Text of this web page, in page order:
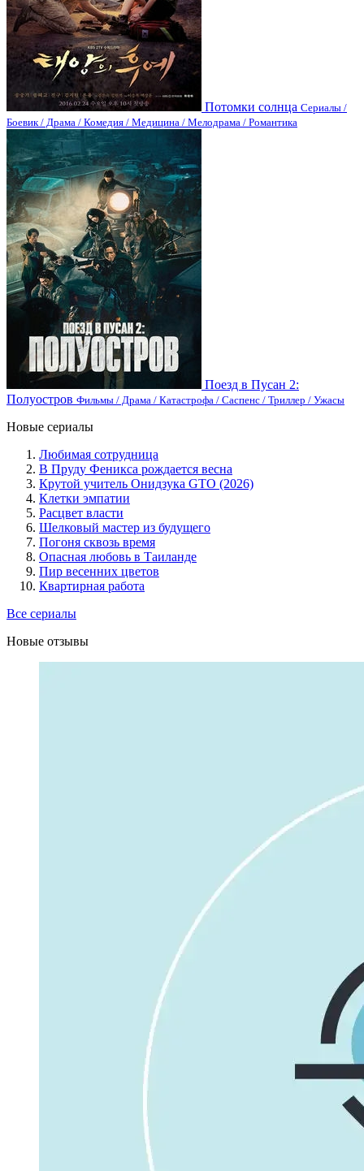
Потомки солнца Сериалы /
Боевик / Драма / Комедия / Медицина / Мелодрама / Романтика
Поезд в Пусан 2:
Полуостров Фильмы / Драма / Катастрофа / Саспенс / Триллер / Ужасы
Новые сериалы
Любимая сотрудница
В Пруду Феникса рождается весна
Крутой учитель Онидзука GTO (2026)
Клетки эмпатии
Расцвет власти
Шелковый мастер из будущего
Погоня сквозь время
Опасная любовь в Таиланде
Пир весенних цветов
Квартирная работа
Все сериалы
Новые отзывы